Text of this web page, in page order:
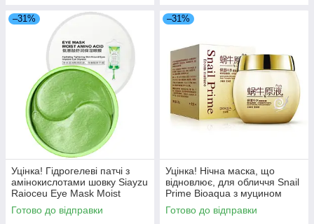
–31%
Уцінка! Гідрогелеві патчі з
амінокислотами шовку Siayzu
Raioceu Eye Mask Moist
Amino Acids, 60 шт
Готово до відправки
–31%
Уцінка! Нічна маска, що
відновлює, для обличчя Snail
Prime Bioaqua з муцином
равлика, 120г
Готово до відправки